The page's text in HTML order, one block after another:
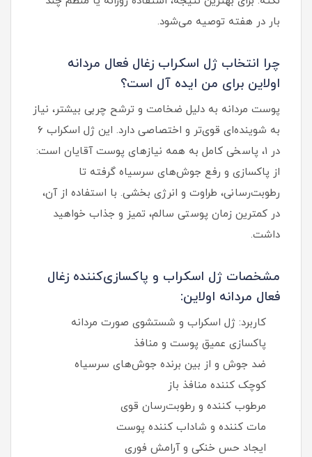
بار در هفته توصیه می‌شود.
چرا انتخاب ژل اسکراب زغال فعال مردانه
اولاین برای من ایده آل است؟
پوست مردانه به دلیل ضخامت و ترشح چربی بیشتر، نیاز
به شوینده‌ای قوی‌تر و اختصاصی دارد. این ژل اسکراب ۶
در ۱، پاسخی کامل به همه نیازهای پوست آقایان است:
از پاکسازی و رفع جوش‌های سرسیاه گرفته تا
رطوبت‌رسانی، طراوت و انرژی‌ بخشی. با استفاده از آن،
در کمترین زمان پوستی سالم، تمیز و جذاب خواهید
داشت.
مشخصات ژل اسکراب و پاکسازی‌کننده زغال
فعال مردانه اولاین:
کاربرد: ژل اسکراب و شستشوی صورت مردانه
پاکسازی عمیق پوست و منافذ
ضد جوش و از بین‌ برنده جوش‌های سرسیاه
کوچک‌ کننده منافذ باز
مرطوب‌ کننده و رطوبت‌رسان قوی
مات‌ کننده و شاداب‌ کننده پوست
ایجاد حس خنکی و آرامش فوری